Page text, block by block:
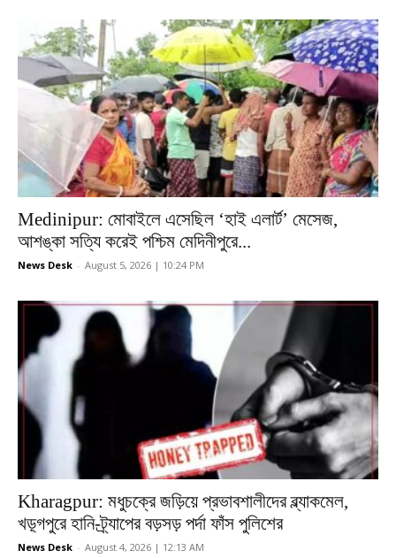
Medinipur: মোবাইলে এসেছিল ‘হাই এলার্ট’ মেসেজ,
আশঙ্কা সত্যি করেই পশ্চিম মেদিনীপুরে...
News Desk - August 5, 2026 | 10:24 PM
Kharagpur: মধুচক্রে জড়িয়ে প্রভাবশালীদের ব্ল্যাকমেল,
খড়্গপুরে হানি-ট্র্যাপের বড়সড় পর্দা ফাঁস পুলিশের
News Desk - August 4, 2026 | 12:13 AM